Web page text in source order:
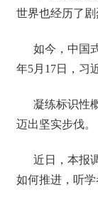
世界也经历了
如今，中国
年5月17日，习
凝练标识性
迈出坚实步伐。
近日，本报
如何推进，听学